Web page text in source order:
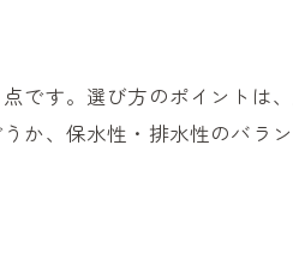
です。選び方のポイントは
か、保水性・排水性のバラ